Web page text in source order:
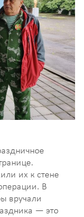
их к стене
В
вручали
— это